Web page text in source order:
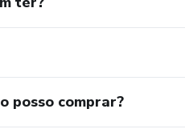
posso comprar?